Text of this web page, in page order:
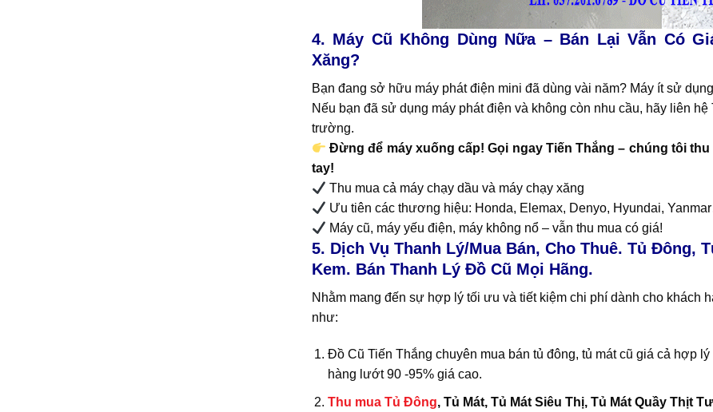
4. Máy Cũ Không Dùng Nữa – Bán Lại Vẫn Có
Xăng?
Bạn đang sở hữu máy phát điện mini đã dùng vài năm? Máy ít sử
Nếu bạn đã sử dụng máy phát điện và không còn nhu cầu, hãy liên
trường.
Đừng để máy xuống cấp! Gọi ngay Tiến Thắng – chúng tôi
tay!
Thu mua cả máy chạy dầu và máy chạy xăng
Ưu tiên các thương hiệu: Honda, Elemax, Denyo, Hyundai,
Máy cũ, máy yếu điện, máy không nổ – vẫn thu mua có giá!
5. Dịch Vụ Thanh Lý/Mua Bán, Cho Thuê. Tủ Đông,
Kem. Bán Thanh Lý Đồ Cũ Mọi Hãng.
Nhằm mang đến sự hợp lý tối ưu và tiết kiệm chi phí dành cho khách
như:
Đồ Cũ Tiến Thắng chuyên mua bán tủ đông, tủ mát cũ giá cả hợp
hàng lướt 90 -95% giá cao.
Thu mua Tủ Đông, Tủ Mát, Tủ Mát Siêu Thị, Tủ Mát Quầy Thịt